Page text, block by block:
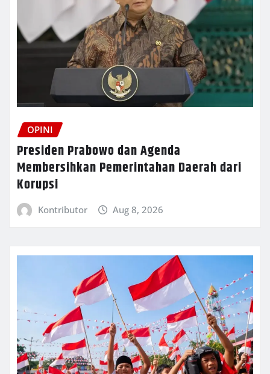
OPINI
Presiden Prabowo dan Agenda
Membersihkan Pemerintahan Daerah dari
Korupsi
Kontributor Aug 8, 2026